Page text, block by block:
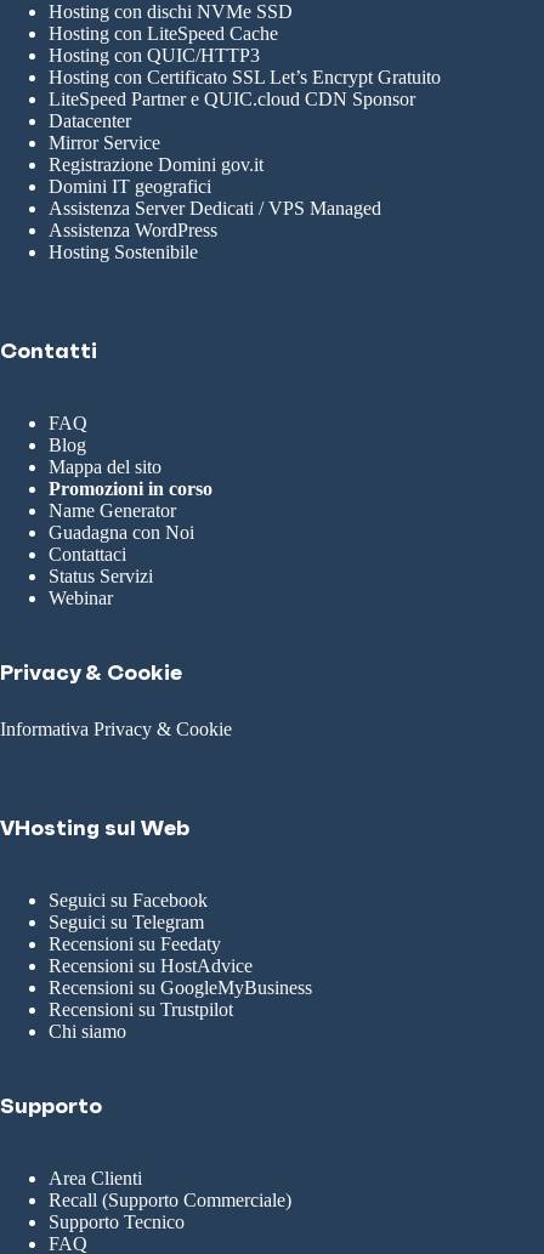
Hosting con dischi NVMe SSD
Hosting con LiteSpeed Cache
Hosting con QUIC/HTTP3
Hosting con Certificato SSL Let’s Encrypt Gratuito
LiteSpeed Partner e QUIC.cloud CDN Sponsor
Datacenter
Mirror Service
Registrazione Domini gov.it
Domini IT geografici
Assistenza Server Dedicati / VPS Managed
Assistenza WordPress
Hosting Sostenibile
Contatti
FAQ
Blog
Mappa del sito
Promozioni in corso
Name Generator
Guadagna con Noi
Contattaci
Status Servizi
Webinar
Privacy & Cookie
Informativa Privacy & Cookie
VHosting sul Web
Seguici su Facebook
Seguici su Telegram
Recensioni su Feedaty
Recensioni su HostAdvice
Recensioni su GoogleMyBusiness
Recensioni su Trustpilot
Chi siamo
Supporto
Area Clienti
Recall (Supporto Commerciale)
Supporto Tecnico
FAQ